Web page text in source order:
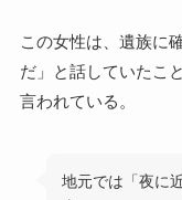
この女性は、遺族に
だ」と話していたこ
言われている。
地元では「夜に